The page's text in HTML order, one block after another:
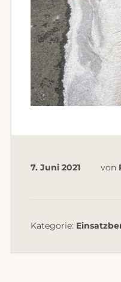
7. Juni 2021 von
Kategorie: